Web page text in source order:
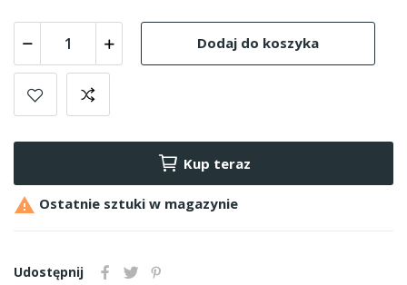
Dodaj do koszyka
Kup teraz
 Ostatnie sztuki w magazynie
Udostępnij